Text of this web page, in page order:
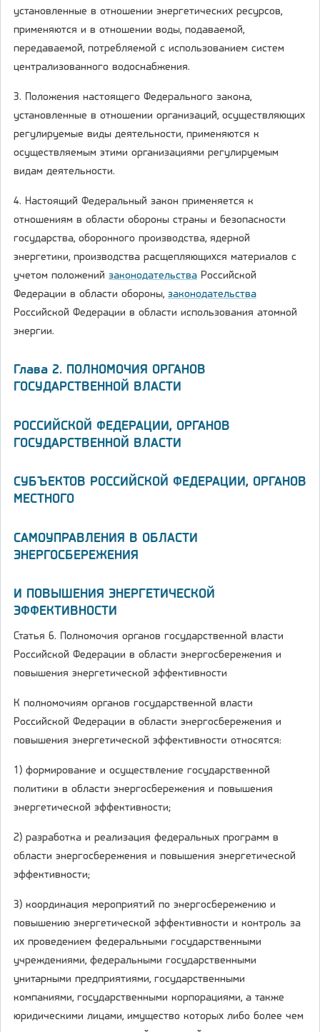
установленные в отношении энергетических ресурсов,
применяются и в отношении воды, подаваемой,
передаваемой, потребляемой с использованием систем
централизованного водоснабжения.
3. Положения настоящего Федерального закона,
установленные в отношении организаций, осуществляющих
регулируемые виды деятельности, применяются к
осуществляемым этими организациями регулируемым
видам деятельности.
4. Настоящий Федеральный закон применяется к
отношениям в области обороны страны и безопасности
государства, оборонного производства, ядерной
энергетики, производства расщепляющихся материалов с
учетом положений законодательства Российской
Федерации в области обороны, законодательства
Российской Федерации в области использования атомной
энергии.
Глава 2. ПОЛНОМОЧИЯ ОРГАНОВ
ГОСУДАРСТВЕННОЙ ВЛАСТИ
РОССИЙСКОЙ ФЕДЕРАЦИИ, ОРГАНОВ
ГОСУДАРСТВЕННОЙ ВЛАСТИ
СУБЪЕКТОВ РОССИЙСКОЙ ФЕДЕРАЦИИ, ОРГАНОВ
МЕСТНОГО
САМОУПРАВЛЕНИЯ В ОБЛАСТИ
ЭНЕРГОСБЕРЕЖЕНИЯ
И ПОВЫШЕНИЯ ЭНЕРГЕТИЧЕСКОЙ
ЭФФЕКТИВНОСТИ
Статья 6. Полномочия органов государственной власти
Российской Федерации в области энергосбережения и
повышения энергетической эффективности
К полномочиям органов государственной власти
Российской Федерации в области энергосбережения и
повышения энергетической эффективности относятся:
1) формирование и осуществление государственной
политики в области энергосбережения и повышения
энергетической эффективности;
2) разработка и реализация федеральных программ в
области энергосбережения и повышения энергетической
эффективности;
3) координация мероприятий по энергосбережению и
повышению энергетической эффективности и контроль за
их проведением федеральными государственными
учреждениями, федеральными государственными
унитарными предприятиями, государственными
компаниями, государственными корпорациями, а также
юридическими лицами, имущество которых либо более чем